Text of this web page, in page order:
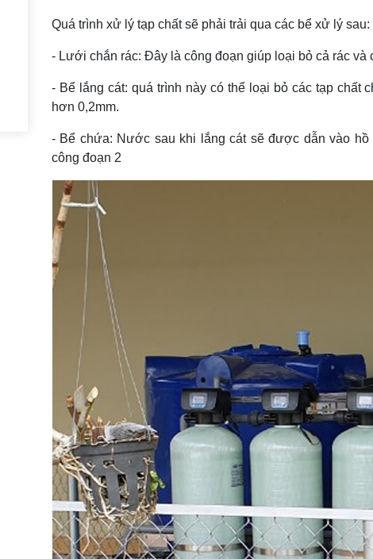
Quá trình xử lý tạp chất sẽ phải trải qua các bể xử lý sau:
- Lưới chắn rác: Đây là công đoạn giúp loại bỏ cả rác
- Bể lắng cát: quá trình này có thể loại bỏ các tạp
hơn 0,2mm.
- Bể chứa: Nước sau khi lắng cát sẽ được dẫn vào
công đoạn 2